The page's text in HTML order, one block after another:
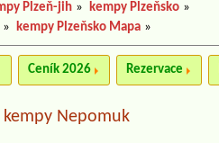
Plzeň-jih » kempy Plzeňsko »
» kempy Plzeňsko Mapa »
Ceník 2026 Rezervace
kempy Nepomuk